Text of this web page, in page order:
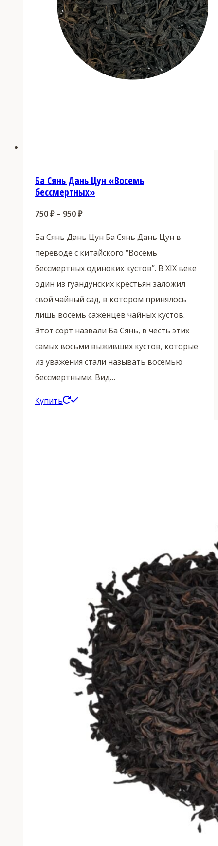
Ба Сянь Дань Цун «Восемь
бессмертных»
750₽ – 950₽Диапазон
750 ₽
950 ₽
Ба Сянь Дань Цун Ба Сянь Дань Цун в
переводе с китайского “Восемь
бессмертных одиноких кустов”. В XIX веке
один из гуандунских крестьян заложил
свой чайный сад, в котором принялось
лишь восемь саженцев чайных кустов.
Этот сорт назвали Ба Сянь, в честь этих
самых восьми выживших кустов, которые
из уважения стали называть восемью
бессмертными. Вид…
Купить
Этот